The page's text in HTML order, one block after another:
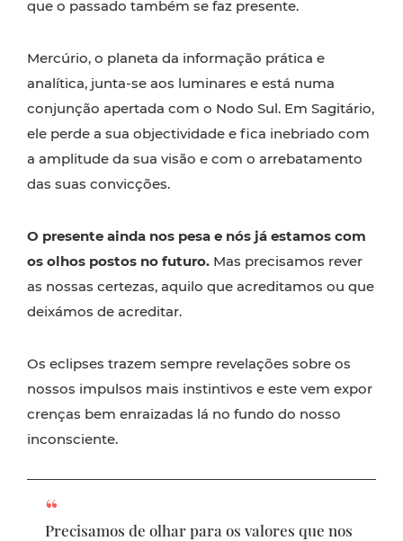
que o passado também se faz presente.
Mercúrio, o planeta da informação prática e
analítica, junta-se aos luminares e está numa
conjunção apertada com o Nodo Sul. Em Sagitário,
ele perde a sua objectividade e fica inebriado com
a amplitude da sua visão e com o arrebatamento
das suas convicções.
O presente ainda nos pesa e nós já estamos com
os olhos postos no futuro. Mas precisamos rever
as nossas certezas, aquilo que acreditamos ou que
deixámos de acreditar.
Os eclipses trazem sempre revelações sobre os
nossos impulsos mais instintivos e este vem expor
crenças bem enraizadas lá no fundo do nosso
inconsciente.
Precisamos de olhar para os valores que nos